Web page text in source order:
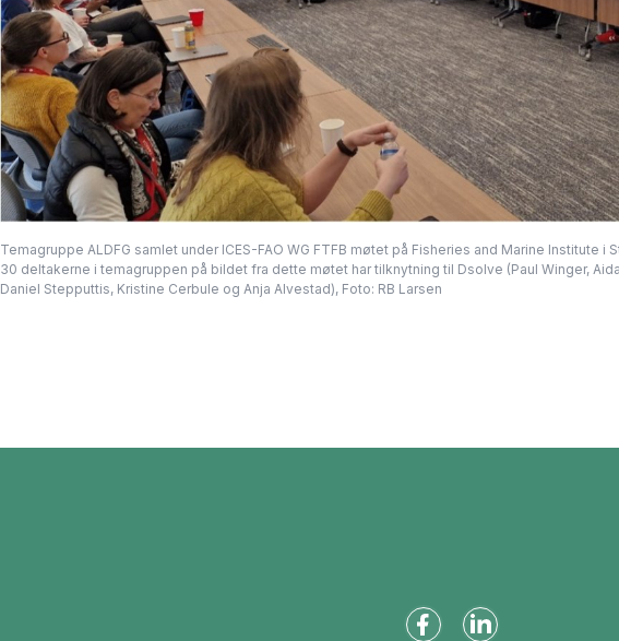
Temagruppe ALDFG samlet under ICES-FAO WG FTFB møtet på Fisheries and Marine Institute i
30 deltakerne i temagruppen på bildet fra dette møtet har tilknytning til Dsolve (Paul Winger,
Daniel Stepputtis, Kristine Cerbule og Anja Alvestad), Foto: RB Larsen